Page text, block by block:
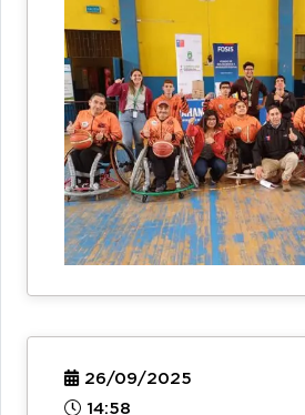
26/09/2025
14:58